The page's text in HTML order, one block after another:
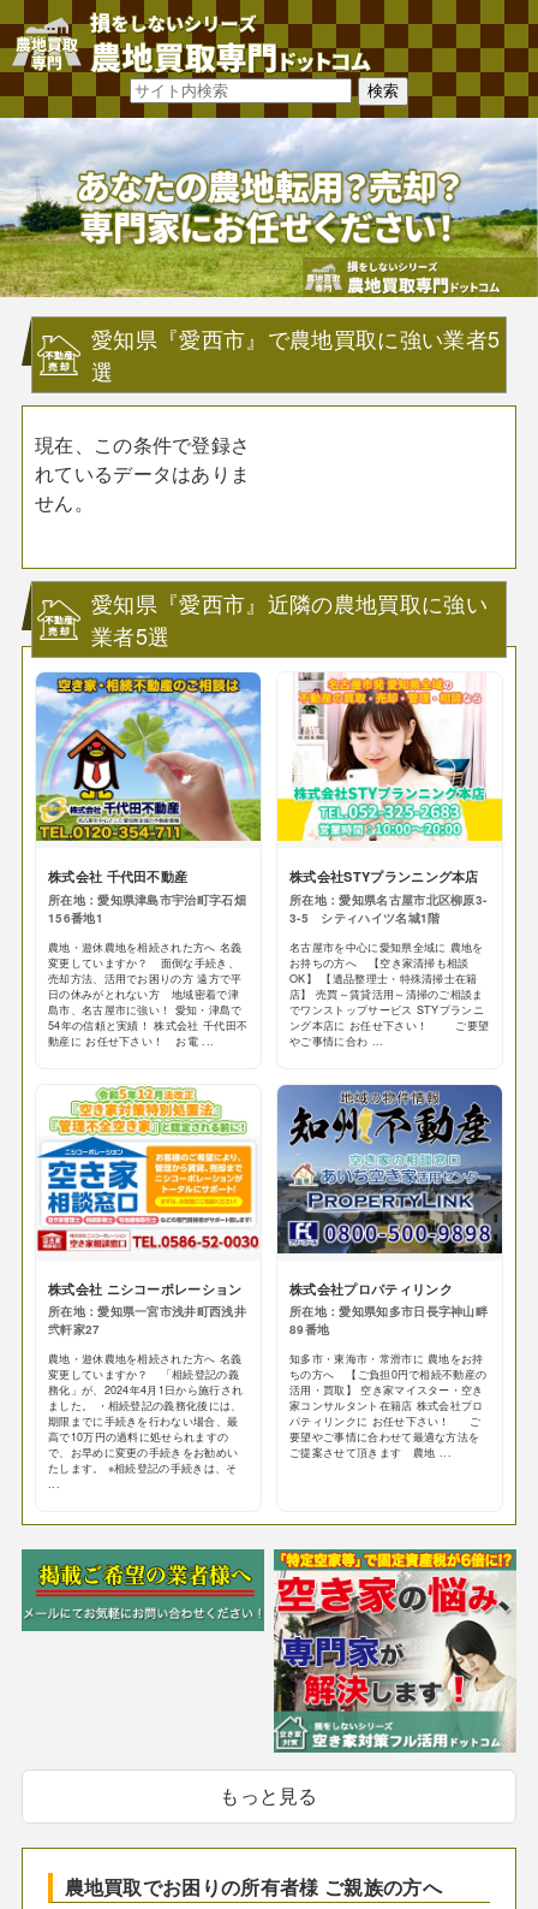
愛知県『愛西市』で農地買取に強い業者5
選
現在、この条件で登録さ
れているデータはありま
せん。
愛知県『愛西市』近隣の農地買取に強い
業者5選
株式会社 千代田不動産
所在地：愛知県津島市宇治町字石畑
156番地1
農地・遊休農地を相続された方へ 名義
変更していますか？ 面倒な手続き、
売却方法、活用でお困りの方 遠方で平
日の休みがとれない方 地域密着で津
島市、名古屋市に強い！ 愛知・津島で
54年の信頼と実績！ 株式会社 千代田不
動産に お任せ下さい！ お電 ...
株式会社STYプランニング本店
所在地：愛知県名古屋市北区柳原3-
3-5 シティハイツ名城1階
名古屋市を中心に愛知県全域に 農地を
お持ちの方へ 【空き家清掃も相談
OK】 【遺品整理士・特殊清掃士在籍
店】 売買～賃貸活用～清掃のご相談ま
でワンストップサービス STYプランニ
ング本店に お任せ下さい！ ご要望
やご事情に合わ ...
株式会社 ニシコーポレーション
所在地：愛知県一宮市浅井町西浅井
弐軒家27
農地・遊休農地を相続された方へ 名義
変更していますか？ 「相続登記の義
務化」が、2024年4月1日から施行され
ました。 ・相続登記の義務化後には、
期限までに手続きを行わない場合、最
高で10万円の過料に処せられますの
で、お早めに変更の手続きをお勧めい
たします。 ※相続登記の手続きは、そ
...
株式会社プロパティリンク
所在地：愛知県知多市日長字神山畔
89番地
知多市・東海市・常滑市に 農地をお持
ちの方へ 【ご負担0円で相続不動産の
活用・買取】 空き家マイスター・空き
家コンサルタント在籍店 株式会社プロ
パティリンクに お任せ下さい！ ご
要望やご事情に合わせて最適な方法を
ご提案させて頂きます 農地 ...
もっと見る
農地買取でお困りの所有者様 ご親族の方へ